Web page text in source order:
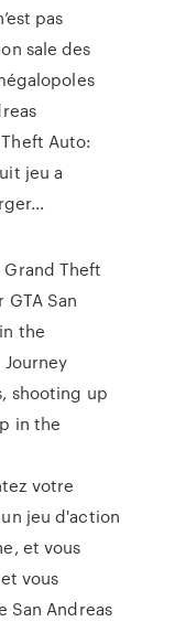
pas
sale des
Auto:
jeu a
Theft
San
the
shooting up
in the
votre
jeu d'action
et vous
vous
San Andreas